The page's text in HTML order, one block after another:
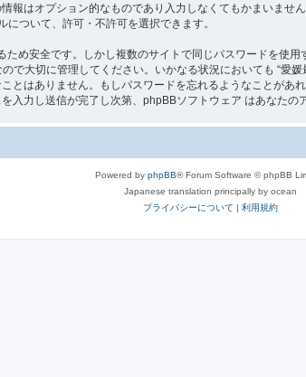
報はオプション的なものであり入力しなくてもかまいませ
ついて、許可・不許可を選択できます。
ため安全です。しかし複数のサイトで同じパスワードを使
で大切に管理してください。いかなる状況においても “
とはありません。もしパスワードを忘れるようなことがあ
入力し送信が完了し次第、phpBBソフトウェア はあなたの
Powered by phpBB® Forum Software © phpBB
Japanese translation principally by ocean
プライバシーについて | 利用規約